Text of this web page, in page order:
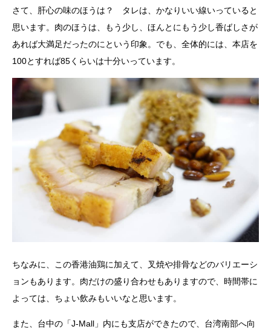
さて、肝心の味のほうは？ タレは、かなりいい線いっていると
思います。肉のほうは、もう少し、ほんとにもう少し香ばしさが
あれば大満足だったのにという印象。でも、全体的には、本店を
100とすれば85くらいは十分いっています。
ちなみに、この香港油鶏に加えて、叉焼や排骨などのバリエーシ
ョンもあります。 肉だけの盛り合わせもありますので、時間帯に
よっては、ちょい飲みもいいなと思います。
また、台中の「J-Mall」内にも支店ができたので、台湾南部へ向